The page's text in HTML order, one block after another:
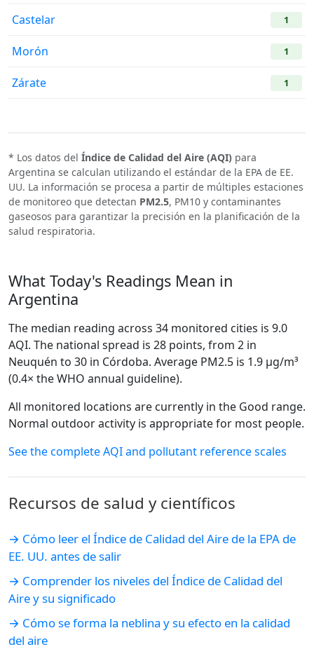
Castelar 1
Morón 1
Zárate 1
* Los datos del Índice de Calidad del Aire (AQI) para
Argentina se calculan utilizando el estándar de la EPA de EE.
UU. La información se procesa a partir de múltiples estaciones
de monitoreo que detectan PM2.5, PM10 y contaminantes
gaseosos para garantizar la precisión en la planificación de la
salud respiratoria.
What Today's Readings Mean in
Argentina
The median reading across 34 monitored cities is 9.0
AQI. The national spread is 28 points, from 2 in
Neuquén to 30 in Córdoba. Average PM2.5 is 1.9 µg/m³
(0.4× the WHO annual guideline).
All monitored locations are currently in the Good range.
Normal outdoor activity is appropriate for most people.
See the complete AQI and pollutant reference scales
Recursos de salud y científicos
→ Cómo leer el Índice de Calidad del Aire de la EPA de
EE. UU. antes de salir
→ Comprender los niveles del Índice de Calidad del
Aire y su significado
→ Cómo se forma la neblina y su efecto en la calidad
del aire